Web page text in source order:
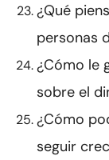
¿Qué
personas
¿Cómo le
sobre el
¿Cómo
seguir